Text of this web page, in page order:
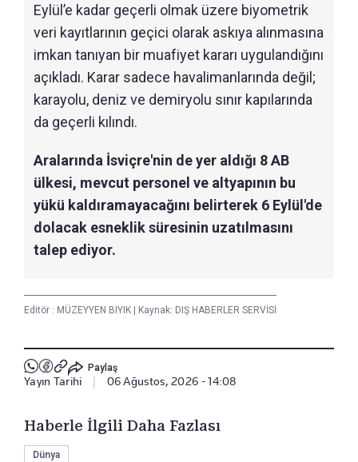
Eylül’e kadar geçerli olmak üzere biyometrik
veri kayıtlarının geçici olarak askıya alınmasına
imkan tanıyan bir muafiyet kararı uygulandığını
açıkladı. Karar sadece havalimanlarında değil;
karayolu, deniz ve demiryolu sınır kapılarında
da geçerli kılındı.
Aralarında İsviçre'nin de yer aldığı 8 AB
ülkesi, mevcut personel ve altyapının bu
yükü kaldıramayacağını belirterek 6 Eylül'de
dolacak esneklik süresinin uzatılmasını
talep ediyor.
Editör : MÜZEYYEN BIYIK Kaynak: DIŞ HABERLER SERVİSİ
Paylaş
Yayın Tarihi 06 Ağustos, 2026 - 14:08
Haberle İlgili Daha Fazlası
Dünya